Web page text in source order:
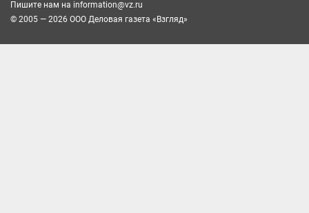
Пишите нам на information@vz.ru
© 2005 — 2026 ООО Деловая газета «Взгляд»